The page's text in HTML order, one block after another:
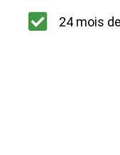
24 mois